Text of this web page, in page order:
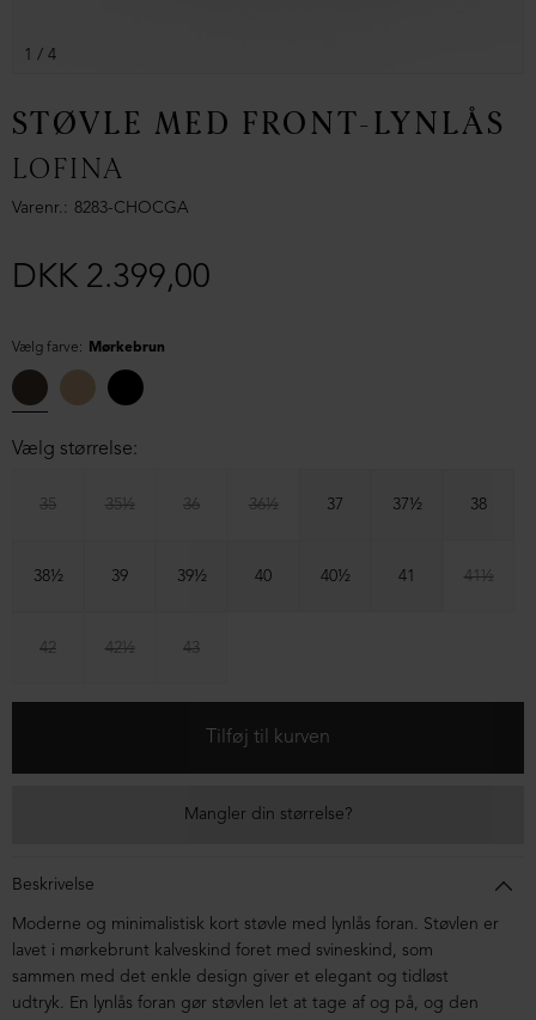
1 / 4
STØVLE MED FRONT-LYNLÅS
LOFINA
Varenr. 8283-CHOCGA
DKK 2.399,00
Vælg farve: Mørkebrun
Vælg størrelse:
35 35½ 36 36½ 37 37½ 38
38½ 39 39½ 40 40½ 41 41½
42 42½ 43
Mangler din størrelse?
Beskrivelse
Moderne og minimalistisk kort støvle med lynlås foran. Støvlen er
lavet i mørkebrunt kalveskind foret med svineskind, som
sammen med det enkle design giver et elegant og tidløst
udtryk. En lynlås foran gør støvlen let at tage af og på, og den